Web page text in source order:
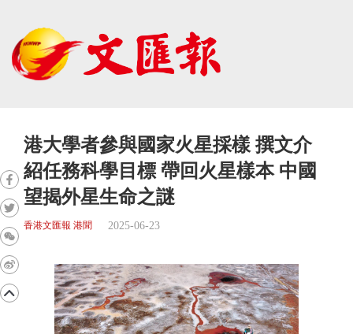
港大學者參與國家火星採樣 撰文介
紹任務科學目標 帶回火星樣本 中國
望揭外星生命之謎
香港文匯報 港聞 2025-06-23